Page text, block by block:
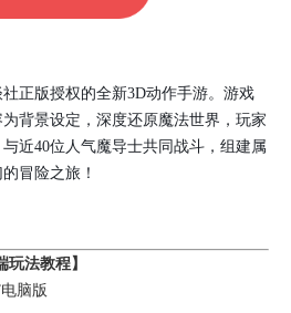
社正版授权的全新3D动作手游。游戏
背景设定，深度还原魔法世界，玩家
近40位人气魔导士共同战斗，组建属
冒险之旅！
玩法教程】
脑版